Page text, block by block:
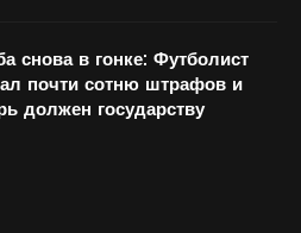
снова в гонке: Футболист
почти сотню штрафов и
должен государству